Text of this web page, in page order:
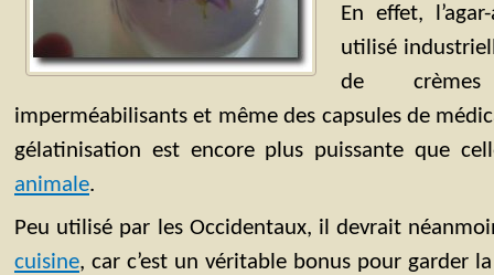
En effet,
utilisé
de crèmes
imperméabilisants et même des capsules de
gélatinisation est encore plus puissante que
animale.
Peu utilisé par les Occidentaux, il devrait
cuisine, car c’est un véritable bonus pour garder